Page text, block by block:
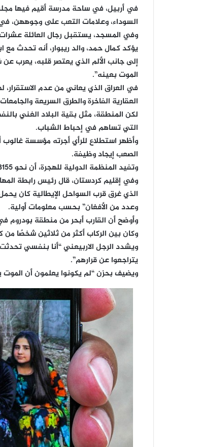
في أربيل، في ساحة مدرسة أقيم فيها
السوداء، وعلامات التعب على وجوههن،
وفي المسجد، يستقبل رجال العائلة عشرات
يؤكد كمال حمد، والد ريبوار، أنه تحدث
إلى جانب الألم الذي يعتصر قلبه، يعرب
الموت بعينه”.
في العراق الذي يعاني من عدم الاستقرار،
العقارية الفاخرة والطرق السريعة
لكن المنطقة، مثل بقية البلاد الغني
التي تساهم في إحباط الشباب.
الصعب إيجاد وظيفة.
وتفيد المنظمة الدولية للهجرة، أن نحو 3155 مهاجرا قضوا أو فقدوا في البحر الأبيض المتوسط العام الماضي.
وفي إقليم كردستان، قال رئيس رابطة
وعدد من الأفغان” بحسب معلومات أولية.
وأوضح أن القارب أبحر من منطقة بودروم
وكان بين الركاب أكثر من ثلاثين شخصًا من
ويشدد الرجل الاربيعني “أنا بنفسي
يتراجعوا عن قرارهم”.
ويضيف بحزن “لم يكونوا يعلمون أن الموت